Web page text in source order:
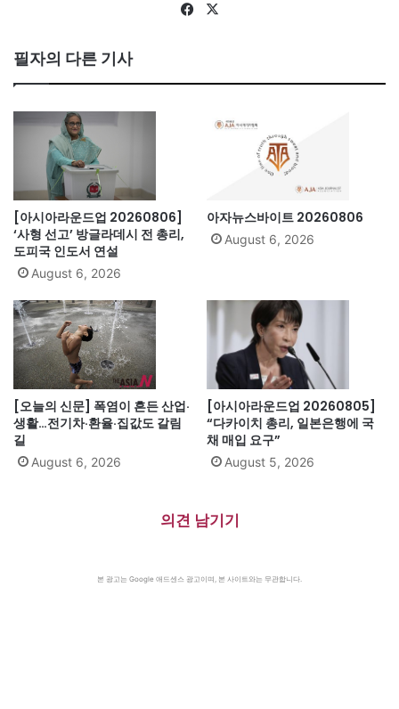
Fa
필자의 다른 기사
[아시아라운드업 20260806]
‘사형 선고’ 방글라데시 전 총리,
도피국 인도서 연설
August 6, 2026
아자뉴스바이트 20260806
August 6, 2026
[오늘의 신문] 폭염이 흔든 산업·
생활…전기차·환율·집값도 갈림
길
August 6, 2026
[아시아라운드업 20260805]
“다카이치 총리, 일본은행에 국
채 매입 요구”
August 5, 2026
의견 남기기
본 광고는 Google 애드센스 광고이며, 본 사이트와는 무관합니다.